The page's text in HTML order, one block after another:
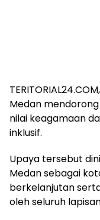
Medan
nilai keagamaan
inklusif.
Upaya tersebut
Medan sebagai
berkelanjutan
oleh seluruh